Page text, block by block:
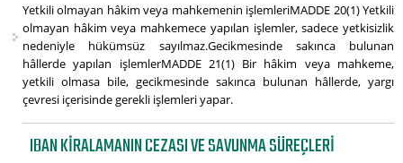
Yetkili olmayan hâkim veya mahkemenin işlemleriMADDE 20(1) Yetkili
olmayan hâkim veya mahkemece yapılan işlemler, sadece yetkisizlik
nedeniyle hükümsüz sayılmaz.Gecikmesinde sakınca bulunan
hâllerde yapılan işlemlerMADDE 21(1) Bir hâkim veya mahkeme,
yetkili olmasa bile, gecikmesinde sakınca bulunan hâllerde, yargı
çevresi içerisinde gerekli işlemleri yapar.
IBAN KIRALAMANIN CEZASI VE SAVUNMA SÜREÇLERI